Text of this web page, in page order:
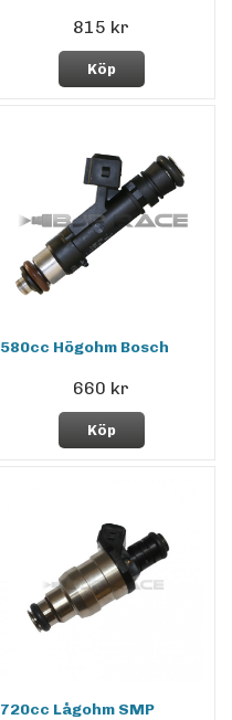
815 kr
Köp
580cc Högohm Bosch
660 kr
Köp
720cc Lågohm SMP